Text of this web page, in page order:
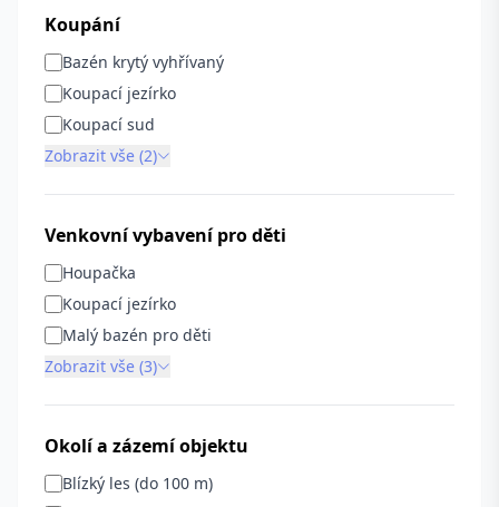
Koupání
Bazén krytý vyhřívaný
Koupací jezírko
Koupací sud
Zobrazit vše (2)
Venkovní vybavení pro děti
Houpačka
Koupací jezírko
Malý bazén pro děti
Zobrazit vše (3)
Okolí a zázemí objektu
Blízký les (do 100 m)